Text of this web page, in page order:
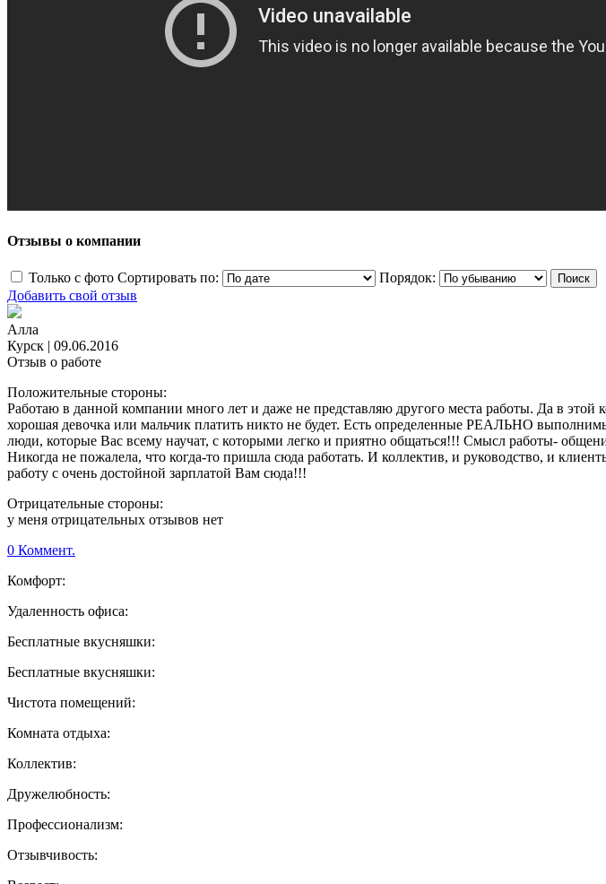
Отзывы о компании
Только с фото Сортировать по:
Порядок:
Добавить свой отзыв
Алла
Курск | 09.06.2016
Отзыв о работе
Положительные стороны:
Работаю в данной компании много лет и даже не представляю другого места работы. Да в
хорошая девочка или мальчик платить никто не будет. Есть определенные РЕАЛЬНО
люди, которые Вас всему научат, с которыми легко и приятно общаться!!! Смысл работы-
Никогда не пожалела, что когда-то пришла сюда работать. И коллектив, и руководство, и
работу с очень достойной зарплатой Вам сюда!!!
Отрицательные стороны:
у меня отрицательных отзывов нет
0 Коммент.
Комфорт:
Удаленность офиса:
Бесплатные вкусняшки:
Бесплатные вкусняшки:
Чистота помещений:
Комната отдыха:
Коллектив:
Дружелюбность:
Профессионализм:
Отзывчивость: